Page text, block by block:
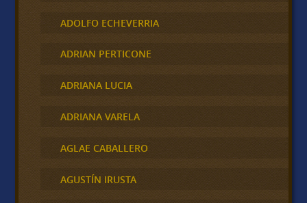
ADOLFO ECHEVERRIA
ADRIAN PERTICONE
ADRIANA LUCIA
ADRIANA VARELA
AGLAE CABALLERO
AGUSTÍN IRUSTA